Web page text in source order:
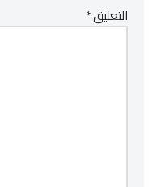
التعليق*